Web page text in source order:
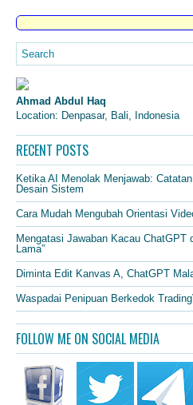
Ahmad Abdul Haq
Location: Denpasar, Bali, Indonesia
RECENT POSTS
Ketika AI Menolak Menjawab:
Desain Sistem
Cara Mudah Mengubah Orientasi
Mengatasi Jawaban Kacau ChatGPT
Lama”
Diminta Edit Kanvas A, ChatGPT
Waspadai Penipuan Berkedok
FOLLOW ME ON SOCIAL MEDIA